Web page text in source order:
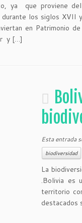
ya que proviene
durante los siglos
en Patrimonio
y […]
Esta entrada
biodiversidad
La
.Bolivia es
territorio
destacados